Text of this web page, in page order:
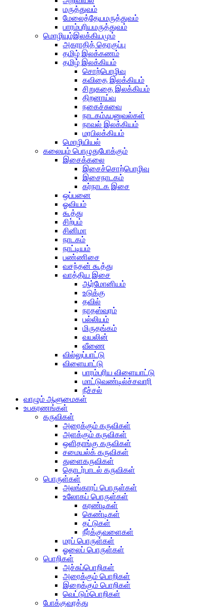
மருத்துவம்
மேலைத்தேயமருத்துவம்
பாரம்பரியமருத்துவம்
மொழியும்இலக்கியமும்
அகராதித் தொகுப்பு
தமிழ் இலக்கணம்
தமிழ் இலக்கியம்
சொற்பொழிவு
கவிதை இலக்கியம்
சிறுகதை இலக்கியம்
திறனாய்வு
நகைச்சுவை
நாடகம்ஃபனுவல்கள்
நாவல் இலக்கியம்
மரபிலக்கியம்
மொழியியல்
கலையும் பொழுதுபோக்கும்
இசைக்கலை
இசைச்சொற்பொழிவு
இசைநாடகம்
கர்நாடக இசை
ஒப்பனை
ஓவியம்
கூத்து
சிற்பம்
சினிமா
நாடகம்
நாட்டியம்
பண்ணிசை
வசந்தன் கூத்து
வாத்திய இசை
ஆர்மோனியம்
உடுக்கு
தவில்
நாதஸ்வரம்
பல்லியம்
மிருதங்கம்
வயலின்
வீணை
வில்லுப்பாட்டு
விளையாட்டு
பாரம்பரிய விளையாட்டு
மாட்டுவண்டில்ச்சவாரி
நீச்சல்
வாழும் ஆளுமைகள்
உபகரணங்கள்
கருவிகள்
அரைக்கும் கருவிகள்
அளக்கும் கருவிகள்
ஒளிதாங்கு கருவிகள்
சமையல்க் கருவிகள்
துளைகருவிகள்
தொடர்பாடல் கருவிகள்
பொருள்கள்
அலங்காரப் பொருள்கள்
உலோகப் பொருள்கள்
கரண்டிகள்
கெண்டிகள்
தட்டுகள்
நீர்க்குவளைகள்
மரப் பொருள்கள்
ஓலைப் பொருள்கள்
பொறிகள்
அச்சுப்பொறிகள்
அரைக்கும் பொறிகள்
இறைக்கும் பொறிகள்
வெட்டும்பொறிகள்
போக்குவரத்து